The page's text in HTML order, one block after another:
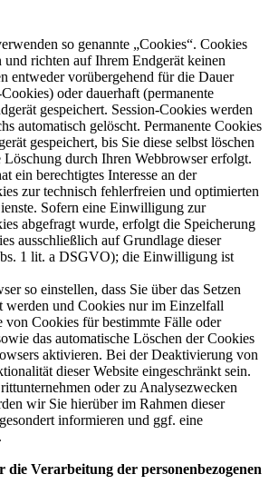
so genannte „Cookies“. Cookies
und richten auf Ihrem Endgerät keinen
entweder vorübergehend für die Dauer
oder dauerhaft (permanente
gespeichert. Session-Cookies werden
automatisch gelöscht. Permanente Cookies
gespeichert, bis Sie diese selbst löschen
Löschung durch Ihren Webbrowser erfolgt.
ein berechtigtes Interesse an der
zur technisch fehlerfreien und optimierten
Sofern eine Einwilligung zur
abgefragt wurde, erfolgt die Speicherung
ausschließlich auf Grundlage dieser
1 lit. a DSGVO); die Einwilligung ist
so einstellen, dass Sie über das Setzen
und Cookies nur im Einzelfall
von Cookies für bestimmte Fälle oder
das automatische Löschen der Cookies
aktivieren. Bei der Deaktivierung von
dieser Website eingeschränkt sein.
oder zu Analysezwecken
wir Sie hierüber im Rahmen dieser
informieren und ggf. eine
die Verarbeitung der personenbezogenen